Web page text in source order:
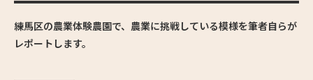
練馬区の農業体験農園で、農業に挑戦している模様を筆者自らが
レポートします。